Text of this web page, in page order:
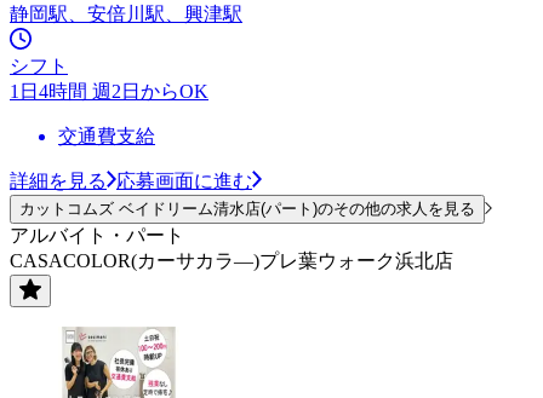
静岡駅、安倍川駅、興津駅
シフト
1日4時間 週2日からOK
交通費支給
詳細を見る 応募画面に進む
カットコムズ ベイドリーム清水店(パート)のその他の求人を見る
アルバイト・パート
CASACOLOR(カーサカラ―)プレ葉ウォーク浜北店